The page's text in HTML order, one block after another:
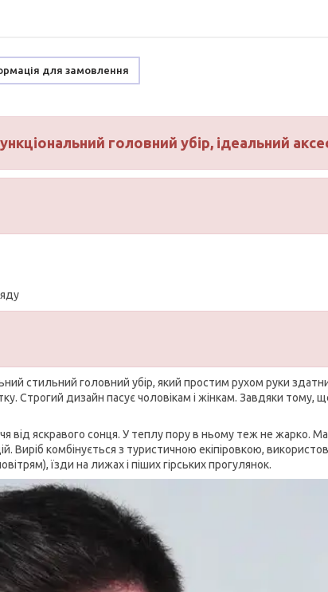
для замовлення
головний убір, ідеальний
стильний головний убір, який простим рухом руки
Строгий дизайн пасує чоловікам і жінкам. Завдяки тому,
від яскравого сонця. У теплу пору в ньому теж не жарко.
Виріб комбінується з туристичною екіпіровкою,
їзди на лижах і піших гірських прогулянок.